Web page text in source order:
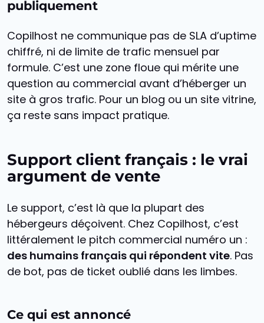
publiquement
Copilhost ne communique pas de SLA d’uptime
chiffré, ni de limite de trafic mensuel par
formule. C’est une zone floue qui mérite une
question au commercial avant d’héberger un
site à gros trafic. Pour un blog ou un site vitrine,
ça reste sans impact pratique.
Support client français : le vrai
argument de vente
Le support, c’est là que la plupart des
hébergeurs déçoivent. Chez Copilhost, c’est
littéralement le pitch commercial numéro un :
des humains français qui répondent vite. Pas
de bot, pas de ticket oublié dans les limbes.
Ce qui est annoncé